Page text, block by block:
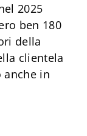
2025
ben 180
della
clientela
anche in